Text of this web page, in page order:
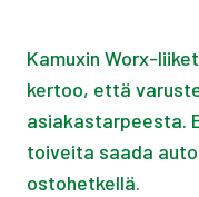
Kamuxin Worx-
kertoo, että
asiakastarpeesta.
toiveita saada
ostohetkellä.